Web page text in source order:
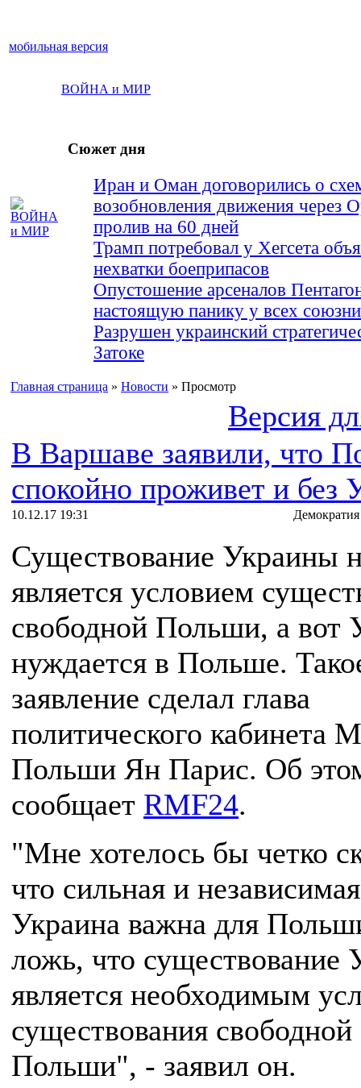
мобильная версия
ВОЙНА и МИР
Сюжет дня
Иран и Оман договорились о
возобновления движения через
пролив на 60 дней
Трамп потребовал у Хегсета
нехватки боеприпасов
Опустошение арсеналов
настоящую панику у всех
Разрушен украинский
Затоке
Главная страница » Новости » Просмотр
Версия
В Варшаве заявили, что
спокойно проживет и без
10.12.17 19:31
Существование Украины
является условием
свободной Польши, а вот
нуждается в Польше.
заявление сделал глава
политического кабинета
Польши Ян Парис. Об
сообщает RMF24.
"Мне хотелось бы четко
что сильная и независимая
Украина важна для
ложь, что существование
является необходимым
существования свободной
Польши", - заявил он.